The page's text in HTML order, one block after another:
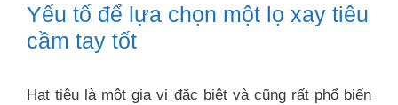
Yếu tố để lựa chọn một lọ xay tiêu
cầm tay tốt
Hạt tiêu là một gia vị đặc biệt và cũng rất phổ biến